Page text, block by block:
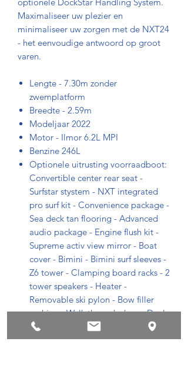
Maximaliseer uw plezier en
minimaliseer uw zorgen met de NXT24
- het eenvoudige antwoord op groot
varen.
Lengte - 7.30m zonder
zwemplatform
Breedte - 2.59m
Modeljaar 2022
Motor - Ilmor 6.2L MPI
Benzine 246L
Optionele uitrusting voorraadboot:
Convertible center rear seat -
Surfstar stystem - NXT integrated
pro surf kit - Convenience package -
Sea deck tan flooring - Advanced
audio package - Engine flush kit -
Supreme activ view mirror - Boat
cover - Bimini - Bimini surf sleeves -
Z6 tower - Clamping board racks - 2
tower speakers - Heater -
Removable ski pylon - Bow filler
cushion - Walk through door - Dual
battery switch system